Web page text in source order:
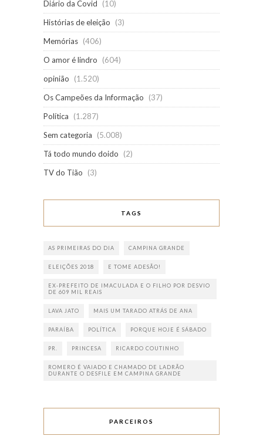
Diário da Covid
(10)
Histórias de eleição
(3)
Memórias (406)
O amor é lindro
(604)
opinião
(1.520)
Os Campeões da Informação
(37)
Política
(1.287)
Sem categoria
(5.008)
Tá todo mundo doido
(2)
TV do Tião
(3)
TAGS
AS PRIMEIRAS DO DIA CAMPINA GRANDE
ELEIÇÕES 2018 E TOME ADESÃO!
EX-PREFEITO DE IMACULADA E O FILHO POR DESVIO
DE 609 MIL REAIS
LAVA JATO MAIS UM TARADO ATRÁS DE ANA
PARAÍBA POLÍTICA PORQUE HOJE É SÁBADO
PR. PRINCESA RICARDO COUTINHO
ROMERO É VAIADO E CHAMADO DE LADRÃO
DURANTE O DESFILE EM CAMPINA GRANDE
PARCEIROS